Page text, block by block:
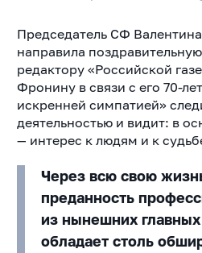
Председатель СФ
направила
редактору «Российской
Фронину в связи с его 70-
искренней симпатией»
деятельностью и видит: в
— интерес к людям и к
Через всю свою
преданность
из нынешних
обладает столь